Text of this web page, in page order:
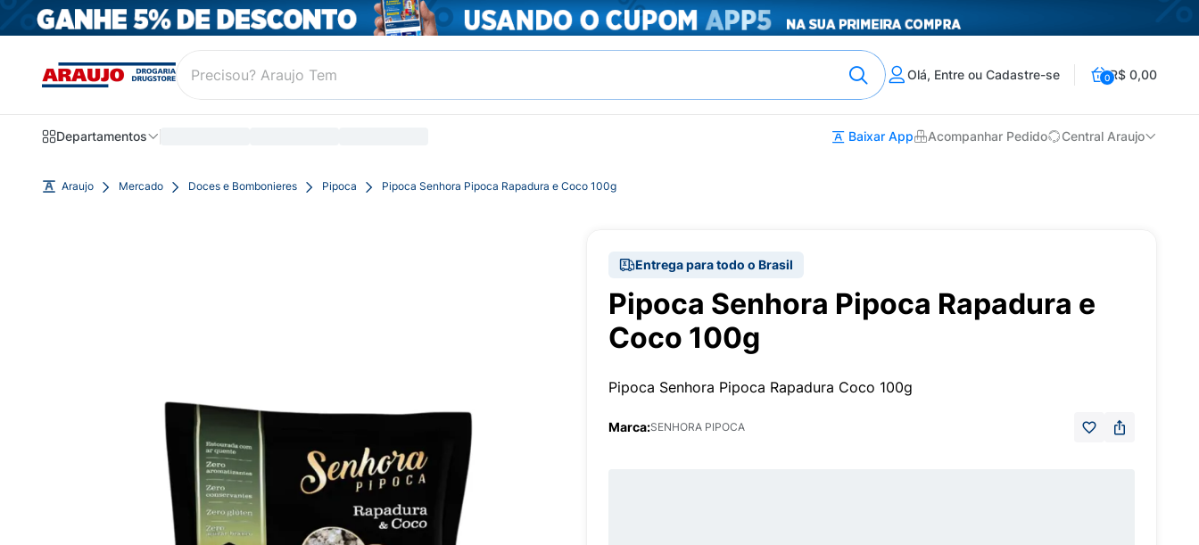
Olá, Entre ou Cadastre-se 0R$ 0,00
Departamentos Baixar App Acompanhar Pedido Central Araujo
Araujo Mercado Doces e Bombonieres Pipoca Pipoca Senhora Pipoca Rapadura e Coco 100g
Entrega para todo o Brasil
Pipoca Senhora Pipoca Rapadura e
Coco 100g
Pipoca Senhora Pipoca Rapadura Coco 100g
Marca:SENHORA PIPOCA